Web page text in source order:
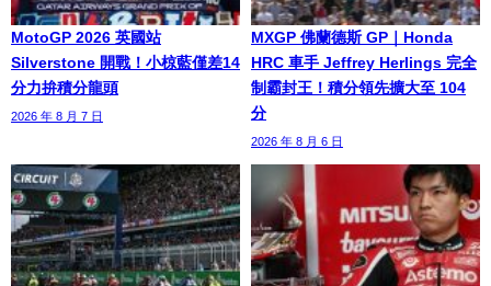
MotoGP 2026 英國站
Silverstone 開戰！小椋藍僅差14
分力拚積分龍頭
2026 年 8 月 7 日
MXGP 佛蘭德斯 GP｜Honda
HRC 車手 Jeffrey Herlings 完全
制霸封王！積分領先擴大至 104
分
2026 年 8 月 6 日